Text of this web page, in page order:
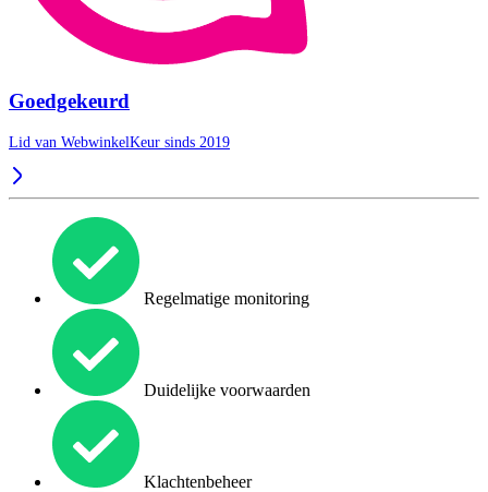
Goedgekeurd
Lid van WebwinkelKeur sinds 2019
Regelmatige monitoring
Duidelijke voorwaarden
Klachtenbeheer